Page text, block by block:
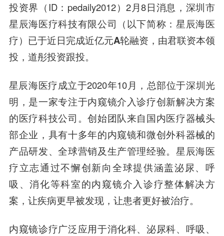
投资界（ID：pedaily2012）2月8日消息， 深圳市
星辰海医疗科技有限公司（以下简称：星辰海医
疗）已于近日完成近亿元A轮融资，由君联资本领
投，道彤投资跟投。
星辰海医疗成立于2020年10月，总部位于深圳光
明，是一家专注于内窥镜介入诊疗创新解决方案
的医疗科技公司。创始团队来自国内医疗器械头
部企业，具有十多年的内窥镜和微创外科器械的
产品研发、全球营销及生产管理经验。星辰海医
疗立志通过不懈创新向全球提供涵盖泌尿、呼
吸、消化等科室的内窥镜介入诊疗整体解决方
案，让疾病更早被发现，让患者更好被治疗。
内窥镜诊疗广泛应用于消化科、泌尿科、呼吸、